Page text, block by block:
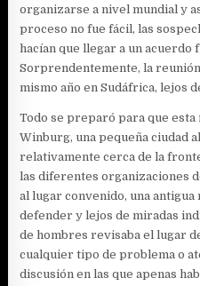
organizarse a nivel mundial y
proceso no fue fácil, las
hacían que llegar a un acuerdo
Sorprendentemente, la
mismo año en Sudáfrica, lejos
Todo se preparó para que
Winburg, una pequeña ciudad
relativamente cerca de la
las diferentes organizaciones
al lugar convenido, una antigua
defender y lejos de miradas
de hombres revisaba el lugar
cualquier tipo de problema o
discusión en las que apenas